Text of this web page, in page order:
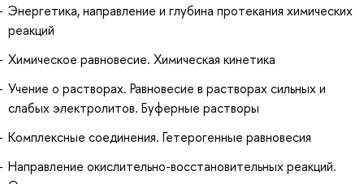
Энергетика, направление и глубина протекания химических
реакций
Химическое равновесие. Химическая кинетика
Учение о растворах. Равновесие в растворах сильных и
слабых электролитов. Буферные растворы
Комплексные соединения. Гетерогенные равновесия
Направление окислительно-восстановительных реакций.